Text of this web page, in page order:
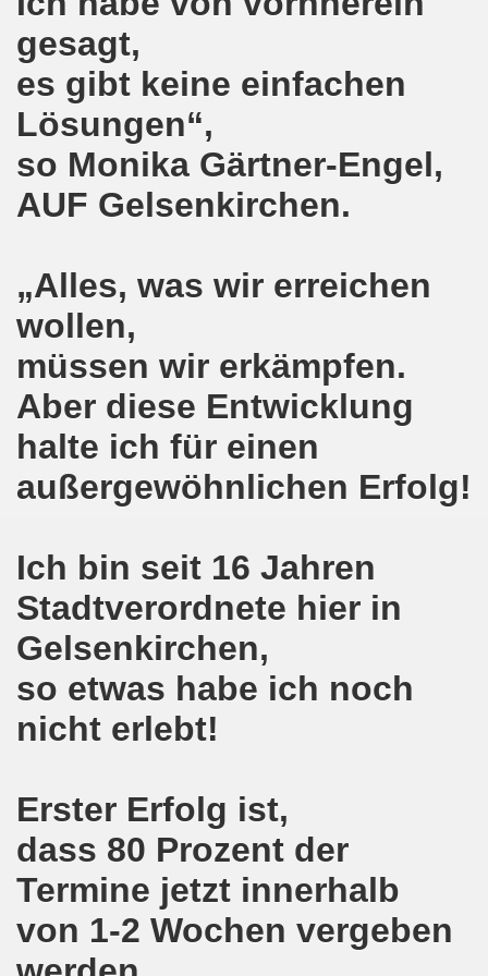
gesagt,
es gibt keine einfachen
Lösungen“,
so Monika Gärtner-Engel,
AUF Gelsenkirchen.
„Alles, was wir erreichen
wollen,
müssen wir erkämpfen.
Aber diese Entwicklung
halte ich für einen
außergewöhnlichen Erfolg!
Ich bin seit 16 Jahren
Stadtverordnete hier in
Gelsenkirchen,
so etwas habe ich noch
nicht erlebt!
Erster Erfolg ist,
dass 80 Prozent der
Termine jetzt innerhalb
von 1-2 Wochen vergeben
auch am 24.09.2017 für die internationalistische Liste
zur Bundestagswahl in Berlin am 24.09.2017
im direkten Gespräch - Diskussion mit
ARGE Gelsenkirchen ein Bewerbungstraining
feiert Erfolg - Weltfrauenaktivistin in Indien
Bewegung wird zum rauschenden Volksfest
Gelsenkirchener Montagsdemo-Bewegung am 14.
Bewegung steht solidarisch hinter Siegmar Herrlinger,
machende Demonstration direkt in der
steht mit voller Solidarität an der Seite der
Bewegung erwartet Sicherheit - vor den
werden - 626. Gelsenkirchener Montagsdemo-
bezieht Stellung - NEIN zum Angriff Donald
Bewegung ruft auf gegen Donald Trumps Luftangriffe
Bewegung im Zeichen der internationalen Arbeiter-
- weg mit Hartz IV, nicht nur Nachbesserung a la Martin